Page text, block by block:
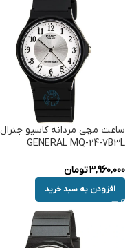
ساعت مچی مردانه کاسیو جنرال
GENERAL MQ-24-7B3L
3,960,000تومان
افزودن به سبد خرید